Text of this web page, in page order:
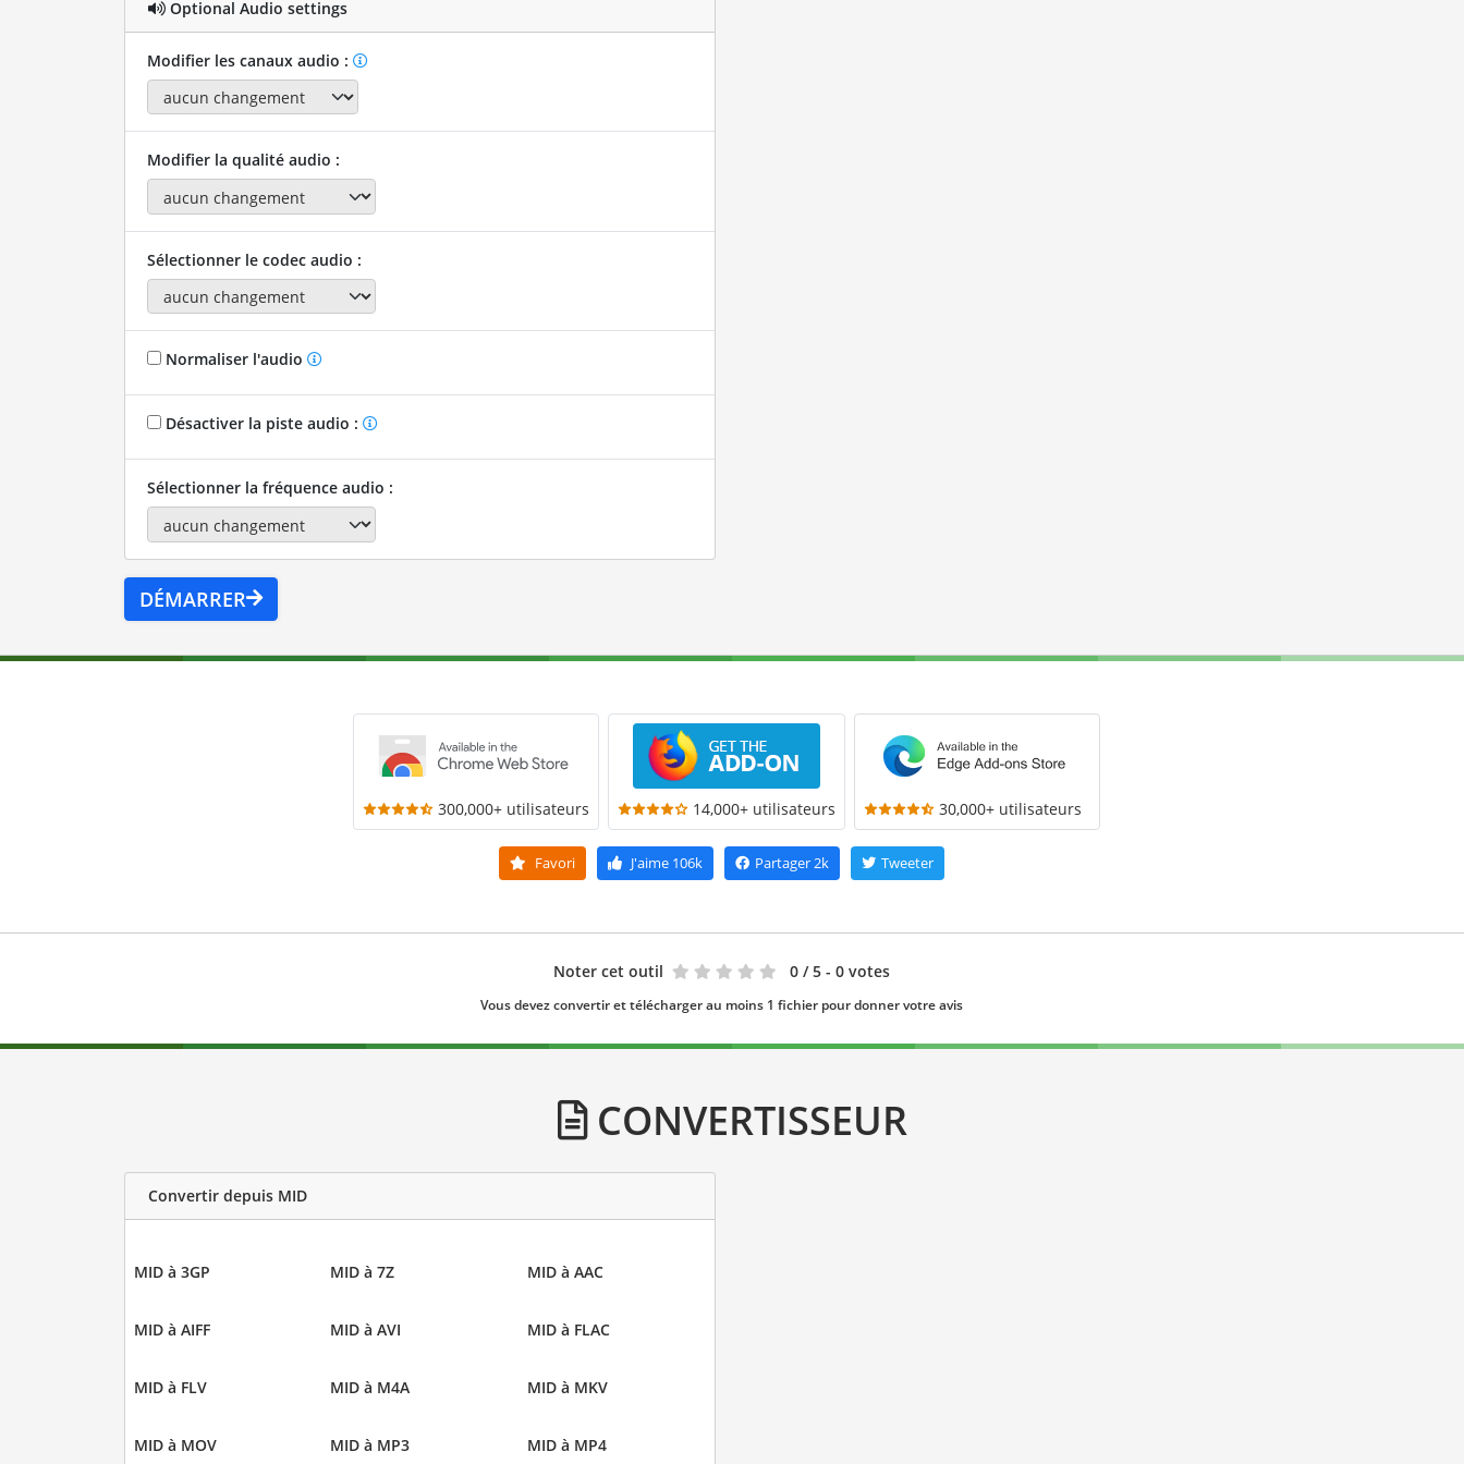
Optional Audio settings
Modifier les canaux audio :
Modifier la qualité audio :
Sélectionner le codec audio :
Normaliser l'audio
Désactiver la piste audio :
Sélectionner la fréquence audio :
DÉMARRER
300,000+ utilisateurs 14,000+ utilisateurs 30,000+ utilisateurs
Favori J'aime106k Partager2k Tweeter
Noter cet outil 0 / 5 - 0 votes
Vous devez convertir et télécharger au moins 1 fichier pour donner votre avis
CONVERTISSEUR
Convertir depuis MID
MID à 3GP MID à 7Z MID à AAC
MID à AIFF MID à AVI MID à FLAC
MID à FLV MID à M4A MID à MKV
MID à MOV MID à MP3 MID à MP4